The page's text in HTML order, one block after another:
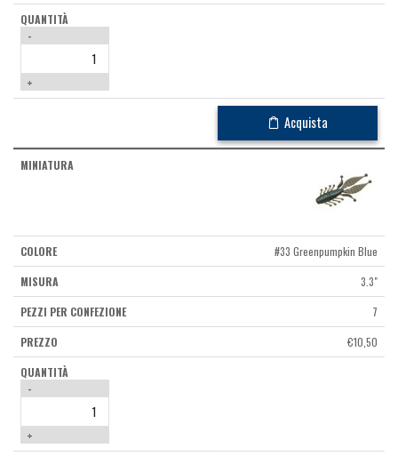
-
+
Acquista
#33 Greenpumpkin Blue
3.3"
7
€10,50
-
+